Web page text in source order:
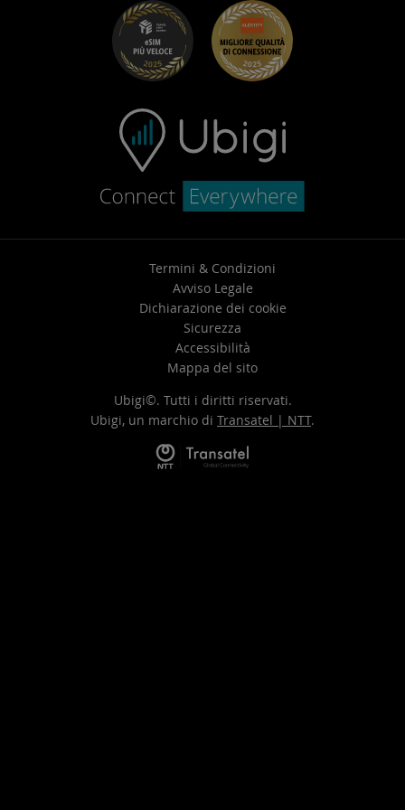
Risoluzione dei problemi
Centro assistenza
Contatta l’assistenza
Termini & Condizioni
Avviso Legale
Dichiarazione dei cookie
Sicurezza
Accessibilità
Mappa del sito
Ubigi©. Tutti i diritti riservati.
Ubigi, un marchio di Transatel | NTT.